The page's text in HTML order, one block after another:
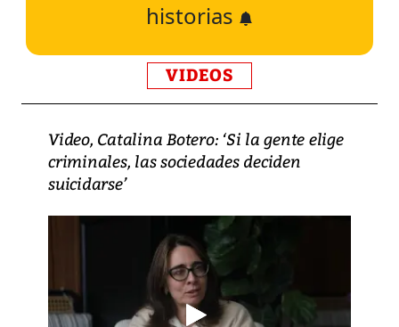
historias
VIDEOS
Video, Catalina Botero: ‘Si la gente elige
criminales, las sociedades deciden
suicidarse’